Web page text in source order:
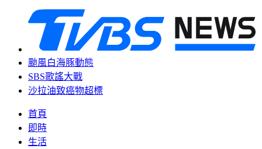
颱風白海豚動態
SBS歌謠大戰
沙拉油致癌物超標
首頁
即時
生活